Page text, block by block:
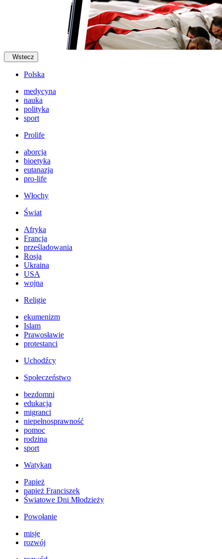
Wstecz
Polska
medycyna
nauka
polityka
sport
Prolife
aborcja
bioetyka
eutanazja
pro-life
Włochy
Świat
Afryka
Francja
prześladowania
Rosja
Ukraina
USA
wojna
Religie
ekumenizm
Islam
Prawosławie
protestanci
Uchodźcy
Społeczeństwo
bezdomni
edukacja
migranci
niepełnosprawność
pomoc
rodzina
sport
Watykan
Papież
papież Franciszek
Światowe Dni Młodzieży
Powołanie
misje
rozwój